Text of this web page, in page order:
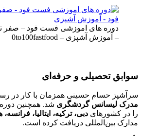
دوره های اموزشی فست فود – صفر
– آموزش آشپزی – 0to100fastfood
سوابق تحصیلی و حرفه‌ای
سرآشپز حسام حسینی همزمان با کار در
مدرک لیسانس گردشگری شد. همچنین
را در کشورهای دبی، ترکیه، ایتالیا، فرانسه،
مدارک بین‌المللی دریافت کرده است.